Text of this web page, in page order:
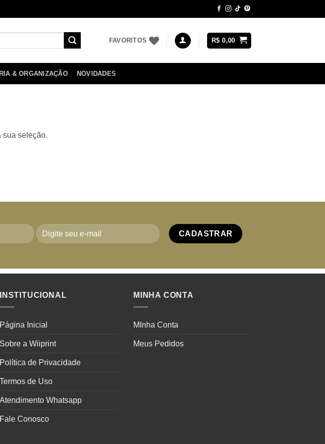
FAVORITOS R$ 0,00
& ORGANIZAÇÃO NOVIDADES
sua seleção.
INSTITUCIONAL
Página Inicial
Sobre a Wiiprint
Política de Privacidade
Termos de Uso
Atendimento Whatsapp
Fale Conosco
MINHA CONTA
MInha Conta
Meus Pedidos